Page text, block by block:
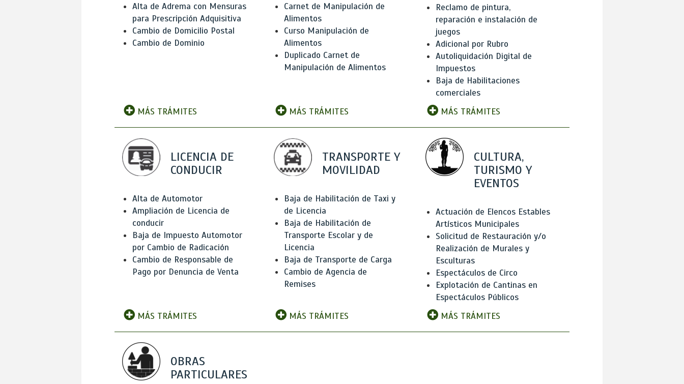
Alta de Adrema con Mensuras
para Prescripción Adquisitiva
Cambio de Domicilio Postal
Cambio de Dominio
MÁS TRÁMITES
Carnet de Manipulación de
Alimentos
Curso Manipulación de
Alimentos
Duplicado Carnet de
Manipulación de Alimentos
MÁS TRÁMITES
Reclamo de pintura,
reparación e instalación de
juegos
Adicional por Rubro
Autoliquidación Digital de
Impuestos
Baja de Habilitaciones
comerciales
MÁS TRÁMITES
LICENCIA DE
CONDUCIR
Alta de Automotor
Ampliación de Licencia de
conducir
Baja de Impuesto Automotor
por Cambio de Radicación
Cambio de Responsable de
Pago por Denuncia de Venta
MÁS TRÁMITES
TRANSPORTE Y
MOVILIDAD
Baja de Habilitación de Taxi y
de Licencia
Baja de Habilitación de
Transporte Escolar y de
Licencia
Baja de Transporte de Carga
Cambio de Agencia de
Remises
MÁS TRÁMITES
CULTURA,
TURISMO Y
EVENTOS
Actuación de Elencos Estables
Artísticos Municipales
Solicitud de Restauración y/o
Realización de Murales y
Esculturas
Espectáculos de Circo
Explotación de Cantinas en
Espectáculos Públicos
MÁS TRÁMITES
OBRAS
PARTICULARES